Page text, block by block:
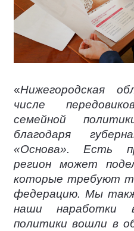
«Нижегородская
числе
семейной
благодаря
«Основа». Есть
регион может
которые требуют
федерацию. Мы
наши наработки
политики вошли в